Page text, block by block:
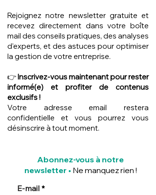
Rejoignez notre newsletter gratuite et
recevez directement dans votre boîte
mail des conseils pratiques, des analyses
d'experts, et des astuces pour optimiser
la gestion de votre entreprise.
👉Inscrivez-vous maintenant pour rester
informé(e) et profiter de contenus
exclusifs !
Votre adresse email restera
confidentielle et vous pourrez vous
désinscrire à tout moment.
Abonnez-vous à notre
newsletter • Ne manquez rien !
E-mail